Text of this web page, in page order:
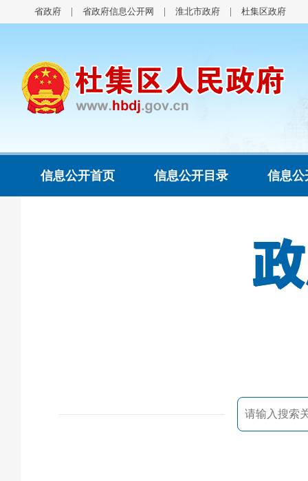
省政府 省政府信息公开网 淮北市政府 杜集区政府
信息公开首页 信息公开目录 信息公